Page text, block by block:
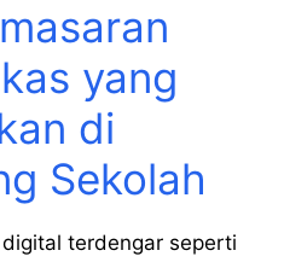
yang
di
Sekolah
terdengar seperti